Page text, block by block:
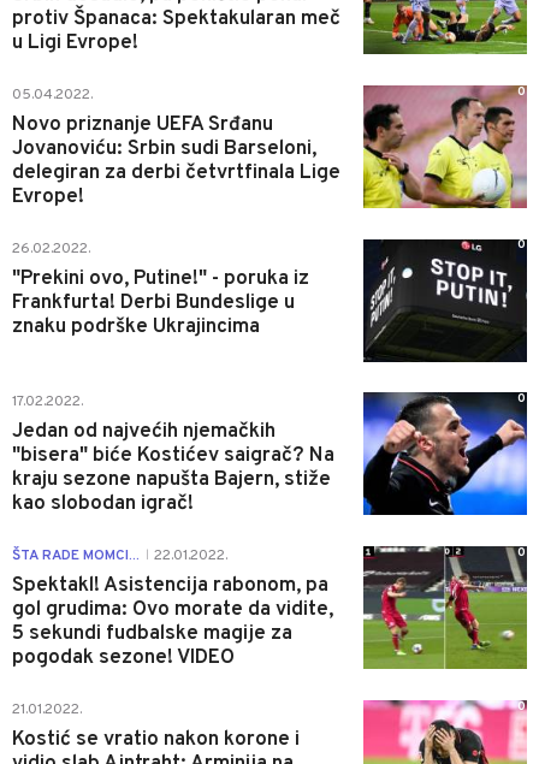
protiv Španaca: Spektakularan meč
u Ligi Evrope!
05.04.2022.
Novo priznanje UEFA Srđanu
Jovanoviću: Srbin sudi Barseloni,
delegiran za derbi četvrtfinala Lige
Evrope!
0
26.02.2022.
"Prekini ovo, Putine!" - poruka iz
Frankfurta! Derbi Bundeslige u
znaku podrške Ukrajincima
0
17.02.2022.
Jedan od najvećih njemačkih
"bisera" biće Kostićev saigrač? Na
kraju sezone napušta Bajern, stiže
kao slobodan igrač!
0
ŠTA RADE MOMCI... 22.01.2022.
Spektakl! Asistencija rabonom, pa
gol grudima: Ovo morate da vidite,
5 sekundi fudbalske magije za
pogodak sezone! VIDEO
0
21.01.2022.
Kostić se vratio nakon korone i
0